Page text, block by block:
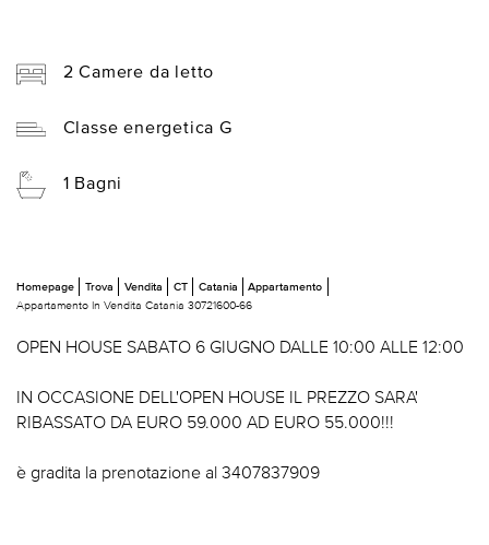
2 Camere da letto
Classe energetica G
1 Bagni
Homepage Trova Vendita CT Catania
Appartamento
Appartamento In Vendita Catania 30721600-66
OPEN HOUSE SABATO 6 GIUGNO DALLE 10:00 ALLE 12:00
IN OCCASIONE DELL'OPEN HOUSE IL PREZZO SARA'
RIBASSATO DA EURO 59.000 AD EURO 55.000!!!
è gradita la prenotazione al 3407837909